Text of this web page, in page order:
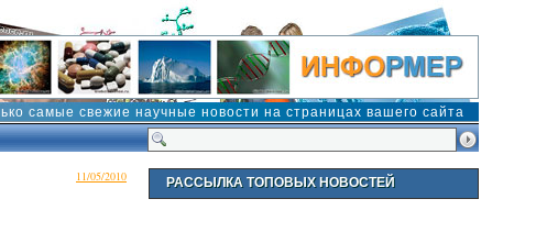
самые свежие научные новости на страницах вашего сайта
11/05/2010 РАССЫЛКА ТОПОВЫХ НОВОСТЕЙ